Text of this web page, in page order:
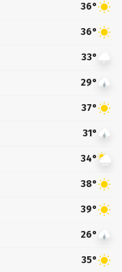
36°
36°
33°
29°
37°
31°
34°
38°
39°
26°
35°